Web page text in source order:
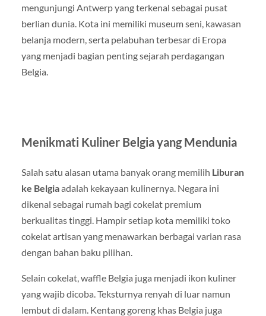
mengunjungi Antwerp yang terkenal sebagai pusat
berlian dunia. Kota ini memiliki museum seni, kawasan
belanja modern, serta pelabuhan terbesar di Eropa
yang menjadi bagian penting sejarah perdagangan
Belgia.
Menikmati Kuliner Belgia yang Mendunia
Salah satu alasan utama banyak orang memilih Liburan
ke Belgiaadalah kekayaan kulinernya. Negara ini
dikenal sebagai rumah bagi cokelat premium
berkualitas tinggi. Hampir setiap kota memiliki toko
cokelat artisan yang menawarkan berbagai varian rasa
dengan bahan baku pilihan.
Selain cokelat, waffle Belgia juga menjadi ikon kuliner
yang wajib dicoba. Teksturnya renyah di luar namun
lembut di dalam. Kentang goreng khas Belgia juga